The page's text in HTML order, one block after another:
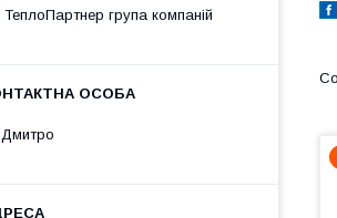
ТеплоПартнер група компаній
Дмитро